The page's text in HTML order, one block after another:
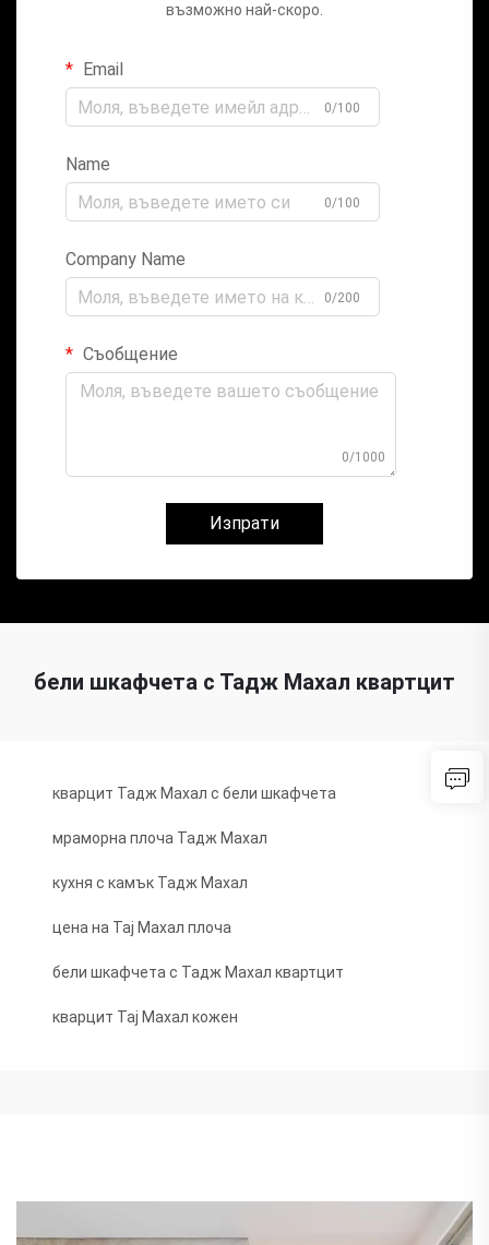
възможно най-скоро.
Email
0/100
Name
0/100
Company Name
0/200
Съобщение
0/1000
Изпрати
бели шкафчета с Тадж Махал квартцит
кварцит Тадж Махал с бели шкафчета
мраморна плоча Тадж Махал
кухня с камък Тадж Махал
цена на Тај Махал плоча
бели шкафчета с Тадж Махал квартцит
кварцит Тај Махал кожен